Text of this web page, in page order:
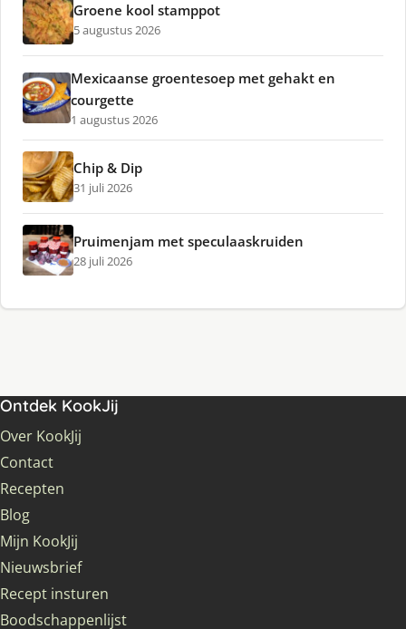
Groene kool stamppot
5 augustus 2026
Mexicaanse groentesoep met gehakt en
courgette
1 augustus 2026
Chip & Dip
31 juli 2026
Pruimenjam met speculaaskruiden
28 juli 2026
Ontdek KookJij
Over KookJij
Contact
Recepten
Blog
Mijn KookJij
Nieuwsbrief
Recept insturen
Boodschappenlijst